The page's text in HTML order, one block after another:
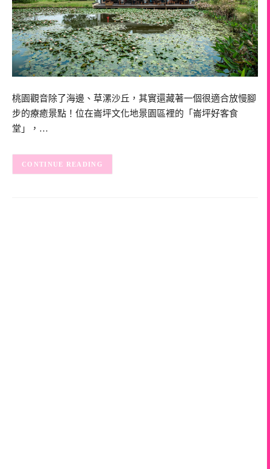
桃園觀音除了海邊、草漯沙丘，其實還藏著一個很適合放慢腳
步的療癒景點！位在崙坪文化地景園區裡的「崙坪好客食
堂」，…
CONTINUE READING